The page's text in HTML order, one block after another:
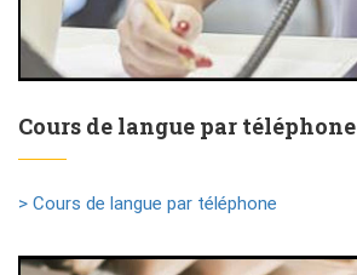
Cours de langue par téléphone
> Cours de langue par téléphone